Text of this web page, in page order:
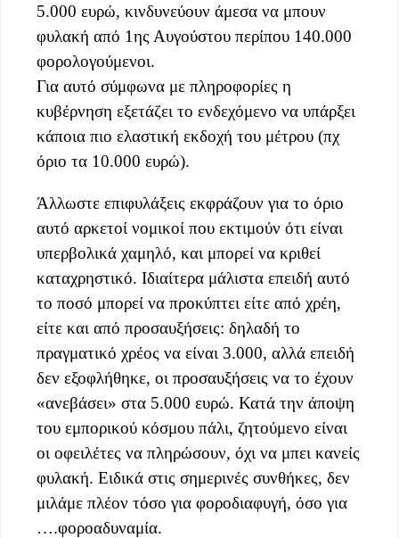
5.000 ευρώ, κινδυνεύουν άμεσα να μπουν
φυλακή από 1ης Αυγούστου περίπου 140.000
φορολογούμενοι.
Για αυτό σύμφωνα με πληροφορίες η
κυβέρνηση εξετάζει το ενδεχόμενο να υπάρξει
κάποια πιο ελαστική εκδοχή του μέτρου (πχ
όριο τα 10.000 ευρώ).
Άλλωστε επιφυλάξεις εκφράζουν για το όριο
αυτό αρκετοί νομικοί που εκτιμούν ότι είναι
υπερβολικά χαμηλό, και μπορεί να κριθεί
καταχρηστικό. Ιδιαίτερα μάλιστα επειδή αυτό
το ποσό μπορεί να προκύπτει είτε από χρέη,
είτε και από προσαυξήσεις: δηλαδή το
πραγματικό χρέος να είναι 3.000, αλλά επειδή
δεν εξοφλήθηκε, οι προσαυξήσεις να το έχουν
«ανεβάσει» στα 5.000 ευρώ. Κατά την άποψη
του εμπορικού κόσμου πάλι, ζητούμενο είναι
οι οφειλέτες να πληρώσουν, όχι να μπει κανείς
φυλακή. Ειδικά στις σημερινές συνθήκες, δεν
μιλάμε πλέον τόσο για φοροδιαφυγή, όσο για
….φοροαδυναμία.